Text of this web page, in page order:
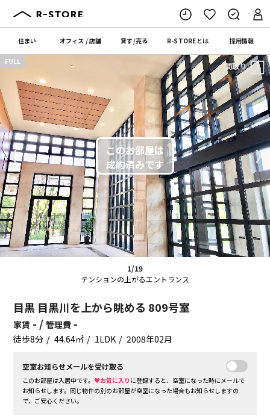
住まい オフィス /店舗 貸す/売る R-STOREとは 採用情報
1/19
テンションの上がるエントランス
〈 〉
FULL 間取り
目黒 目黒川を上から眺める 809号室
家賃 - /管理費 -
徒歩8分 44.64㎡ 1LDK 2008年02月
空室お知らせメールを受け取る
このお部屋は入居中です。♥お気に入り に登録すると、空室になった時にメールで
お知らせします。同じ物件の別のお部屋が空室になった場合もお知らせしますの
で、ご安心ください。